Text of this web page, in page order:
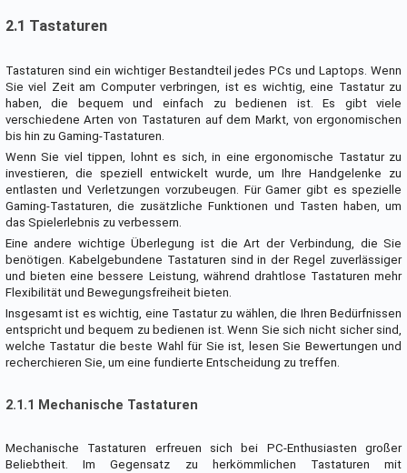
2.1 Tastaturen
Tastaturen sind ein wichtiger Bestandteil jedes PCs und Laptops. Wenn
Sie viel Zeit am Computer verbringen, ist es wichtig, eine Tastatur zu
haben, die bequem und einfach zu bedienen ist. Es gibt viele
verschiedene Arten von Tastaturen auf dem Markt, von ergonomischen
bis hin zu Gaming-Tastaturen.
Wenn Sie viel tippen, lohnt es sich, in eine ergonomische Tastatur zu
investieren, die speziell entwickelt wurde, um Ihre Handgelenke zu
entlasten und Verletzungen vorzubeugen. Für Gamer gibt es spezielle
Gaming-Tastaturen, die zusätzliche Funktionen und Tasten haben, um
das Spielerlebnis zu verbessern.
Eine andere wichtige Überlegung ist die Art der Verbindung, die Sie
benötigen. Kabelgebundene Tastaturen sind in der Regel zuverlässiger
und bieten eine bessere Leistung, während drahtlose Tastaturen mehr
Flexibilität und Bewegungsfreiheit bieten.
Insgesamt ist es wichtig, eine Tastatur zu wählen, die Ihren Bedürfnissen
entspricht und bequem zu bedienen ist. Wenn Sie sich nicht sicher sind,
welche Tastatur die beste Wahl für Sie ist, lesen Sie Bewertungen und
recherchieren Sie, um eine fundierte Entscheidung zu treffen.
2.1.1 Mechanische Tastaturen
Mechanische Tastaturen erfreuen sich bei PC-Enthusiasten großer
Beliebtheit. Im Gegensatz zu herkömmlichen Tastaturen mit